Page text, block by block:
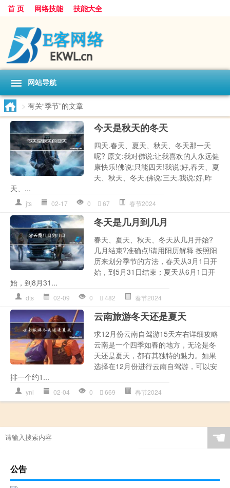
首 页 网络技能 技能大全
网站导航
> 有关“季节”的文章
今天是秋天的冬天
四天.春天、夏天、秋天、冬天那一天
呢? 原文:我对佛说:让我喜欢的人永远健
康快乐!佛说:只能四天!我说:好,春天、夏
天、秋天、冬天.佛说:三天.我说:好,昨
天、...
jts 02-17 0 67 春节2024
冬天是几月到几月
春天、夏天、秋天、冬天从几月开始?
几月结束?准确点!请用阳历解释 按照阳
历来划分季节的方法，春天从3月1日开
始，到5月31日结束；夏天从6月1日开
始，到8月31...
dts 02-09 0 482 春节2024
云南旅游冬天还是夏天
求12月份云南自驾游15天左右详细攻略
云南是一个四季如春的地方，无论是冬
天还是夏天，都有其独特的魅力。如果
选择在12月份进行云南自驾游，可以安
排一个约1...
ynl 02-04 0 669 春节2024
☚
公告